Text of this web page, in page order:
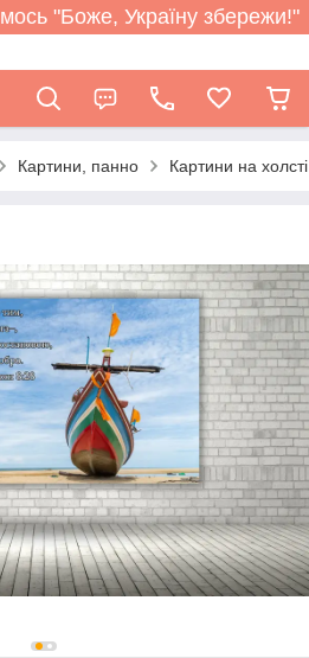
"Боже, Україну збережи!"
Картини, панно Картини на